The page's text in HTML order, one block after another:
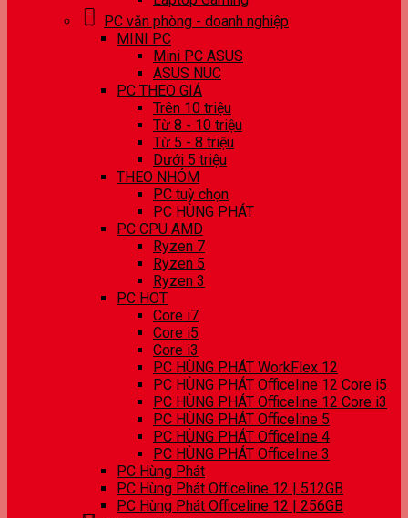
PC văn phòng - doanh nghiệp
MINI PC
Mini PC ASUS
ASUS NUC
PC THEO GIÁ
Trên 10 triệu
Từ 8 - 10 triệu
Từ 5 - 8 triệu
Dưới 5 triệu
THEO NHÓM
PC tuỳ chọn
PC HÙNG PHÁT
PC CPU AMD
Ryzen 7
Ryzen 5
Ryzen 3
PC HOT
Core i7
Core i5
Core i3
PC HÙNG PHÁT WorkFlex 12
PC HÙNG PHÁT Officeline 12 Core i5
PC HÙNG PHÁT Officeline 12 Core i3
PC HÙNG PHÁT Officeline 5
PC HÙNG PHÁT Officeline 4
PC HÙNG PHÁT Officeline 3
PC Hùng Phát
PC Hùng Phát Officeline 12 | 512GB
PC Hùng Phát Officeline 12 | 256GB